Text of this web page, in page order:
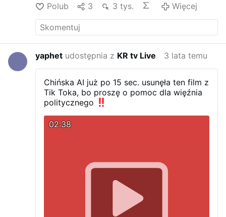
Piusa X umieszczono co najmniej jednego
agenta. Jednakże wymuszona pod groźbą
kary, kompletna wersja
agencja również miała na celowniku
wspólnoty katolickie z Portland i Los
Angeles. FBI zredagowało (!) raport,
pomijając rolę odegraną przez biura,
których brakuje w dokumencie
przedłożonym przed Kongresem w marcu.
Dopiero w obliczu konsekwencji prawnych
25 lipca FBI przekazało mniej
zredagowaną wersję. Teraz wystarczy
działaniom wymierzonym w katolików.
Wray musi również "skorygować" swoje
zeznanie i przedstawić Kongresowi
kompletne dane do 23 sierpnia, włączając
w to wszelkie dokumenty i wymienioną
#newsCvxhxlijpf
Polub 3 3 tys. Więcej
yaphet udostępnia z KR tv Live 3 lata temu
Chińska AI już po 15 sec. usunęła ten film z
Tik Toka, bo proszę o pomoc dla więźnia
politycznego
02:38